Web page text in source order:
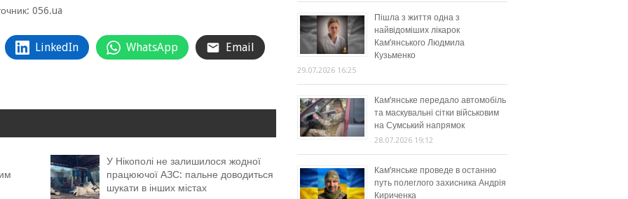
056.ua
LinkedIn WhatsApp Email
У Нікополі не залишилося жодної
працюючої АЗС: пальне доводиться
шукати в інших містах
Пішла з життя одна з
найвідоміших лікарок
Кам’янського Людмила
Кузьменко
29.07.2026 16:25
Кам’янське передало автомобіль
та маскувальні сітки військовим
на Сумський напрямок
28.07.2026 19:12
Кам’янське проведе в останню
путь полеглого захисника Андрія
Кириченка